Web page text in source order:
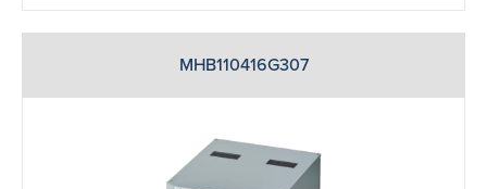
MHB110416G307